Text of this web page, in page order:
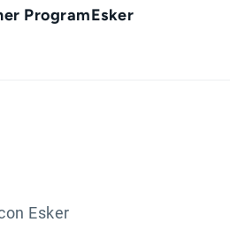
ProgramEsker
Esker